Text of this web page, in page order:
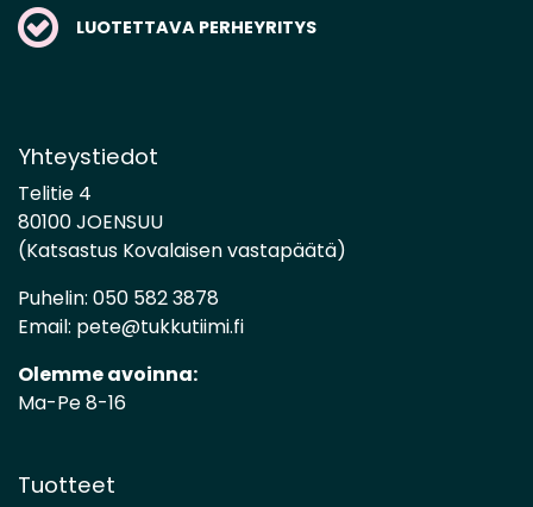
LUOTETTAVA PERHEYRITYS
Yhteystiedot
Telitie 4
80100 JOENSUU
(Katsastus Kovalaisen vastapäätä)
Puhelin: 050 582 3878
Email: pete@tukkutiimi.fi
Olemme avoinna:
Ma-Pe 8-16
Tuotteet